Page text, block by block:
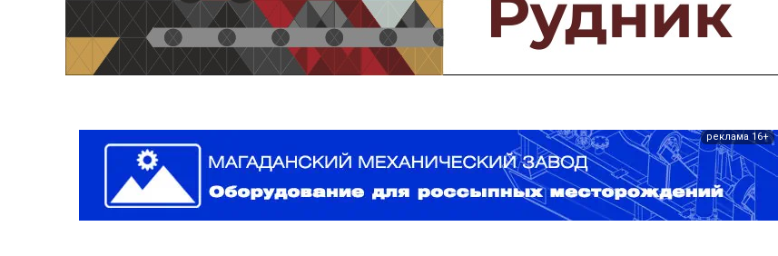
Предприятия и компании
Интервью
Выставки, Конференции
реклама 16+